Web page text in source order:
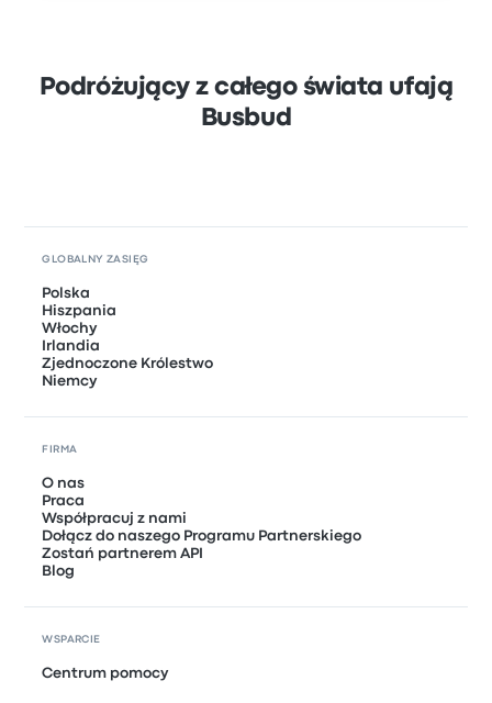
Podróżujący z całego świata ufają
Busbud
GLOBALNY ZASIĘG
Polska
Hiszpania
Włochy
Irlandia
Zjednoczone Królestwo
Niemcy
FIRMA
O nas
Praca
Współpracuj z nami
Dołącz do naszego Programu Partnerskiego
Zostań partnerem API
Blog
WSPARCIE
Centrum pomocy